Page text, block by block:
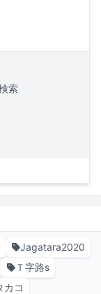
索
Jagatara2020
Ｔ字路s
カコ